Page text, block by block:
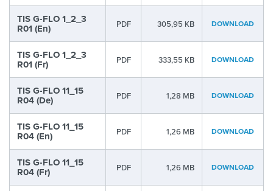
TIS G-FLO 1_2_3
R01 (En) PDF 305,95 KB DOWNLOAD
TIS G-FLO 1_2_3
R01 (Fr) PDF 333,55 KB DOWNLOAD
TIS G-FLO 11_15
R04 (De) PDF 1,28 MB DOWNLOAD
TIS G-FLO 11_15
R04 (En) PDF 1,26 MB DOWNLOAD
TIS G-FLO 11_15
R04 (Fr) PDF 1,26 MB DOWNLOAD